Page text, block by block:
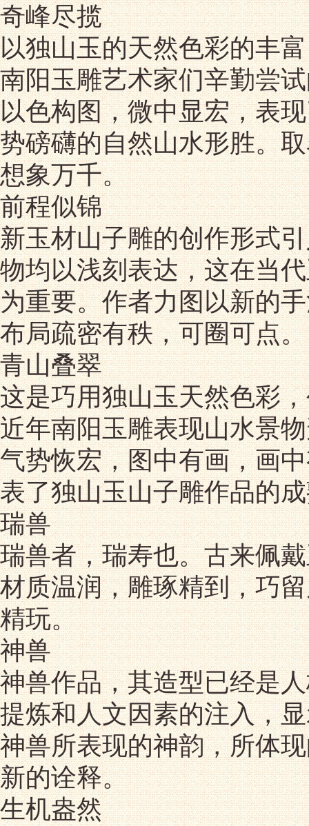
奇峰尽揽
以独山玉的天然色彩的丰
南阳玉雕艺术家们辛勤尝
以色构图，微中显宏，表
势磅礴的自然山水形胜。
想象万千。
前程似锦
新玉材山子雕的创作形式
物均以浅刻表达，这在当
为重要。作者力图以新的
布局疏密有秩，可圈可点。
青山叠翠
这是巧用独山玉天然色彩
近年南阳玉雕表现山水景
气势恢宏，图中有画，画
表了独山玉山子雕作品的
瑞兽
瑞兽者，瑞寿也。古来佩
材质温润，雕琢精到，巧
精玩。
神兽
神兽作品，其造型已经是
提炼和人文因素的注入，
神兽所表现的神韵，所体
新的诠释。
生机盎然